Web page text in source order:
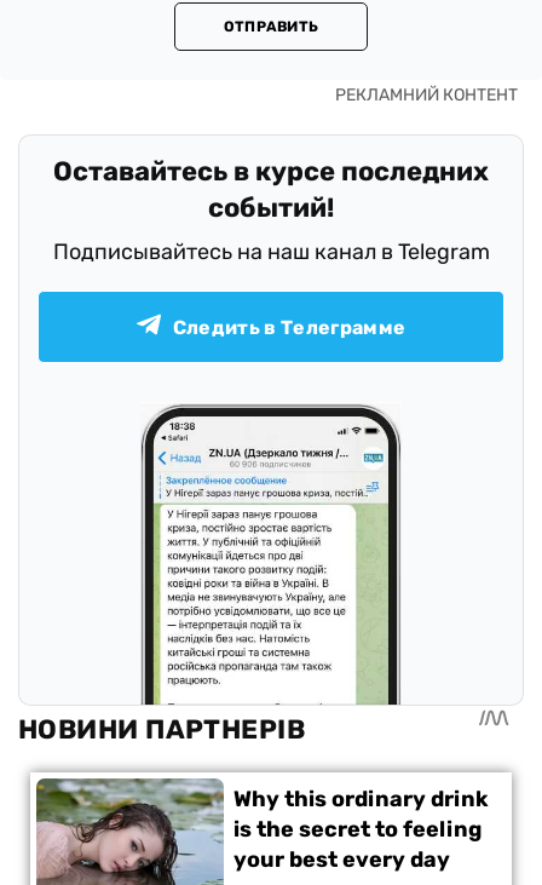
ОТПРАВИТЬ
Оставайтесь в курсе последних
событий!
Подписывайтесь на наш канал в Telegram
Следить в Телеграмме